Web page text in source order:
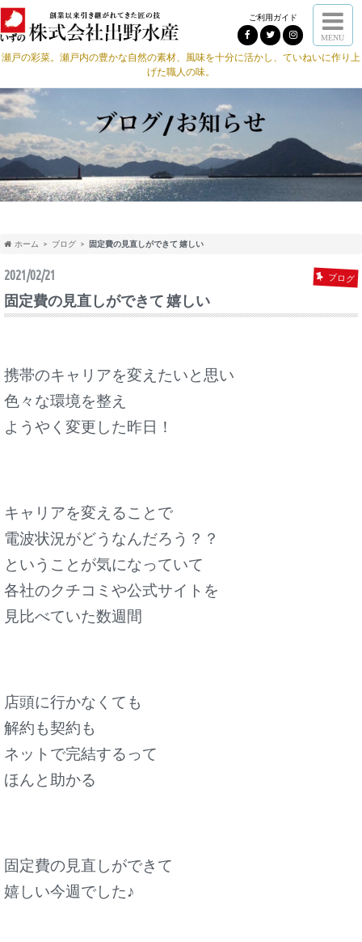
ご利用ガイド
MENU
瀬戸の彩菜。瀬戸内の豊かな自然の素材、風味を十分に活かし、ていねいに作り上
げた職人の味。
ホーム ブログ 固定費の見直しができて 嬉しい
2021/02/21 ブログ
固定費の見直しができて 嬉しい
携帯のキャリアを変えたいと思い
色々な環境を整え
ようやく変更した昨日！
キャリアを変えることで
電波状況がどうなんだろう？？
ということが気になっていて
各社のクチコミや公式サイトを
見比べていた数週間
店頭に行かなくても
解約も契約も
ネットで完結するって
ほんと助かる
固定費の見直しができて
嬉しい今週でした♪